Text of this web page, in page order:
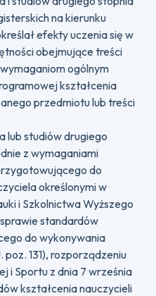
na kierunku
efekty uczenia się w
obejmujące treści
ogólnym
kształcenia
przedmiotu lub treści
lub studiów drugiego
z wymaganiami
do
określonymi w
i Szkolnictwa Wyższego
sprawie standardów
do wykonywania
131), rozporządzeniu
i Sportu z dnia 7 września
kształcenia nauczycieli